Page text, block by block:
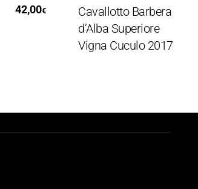
42,00€
Cavallotto Barbera
d’Alba Superiore
Vigna Cuculo 2017